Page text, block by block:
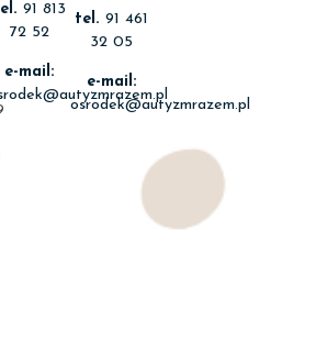
91 813
72 52
e-mail:
tel. 91 461
32 05
e-mail:
osrodek@autyzmrazem.pl